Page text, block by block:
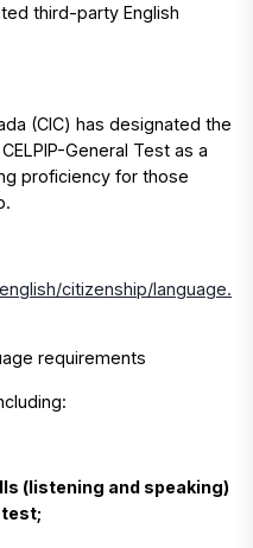
third-party English
(CIC) has designated the
General Test as a
proficiency for those
citizenship/language.
requirements
(listening and speaking)
test;